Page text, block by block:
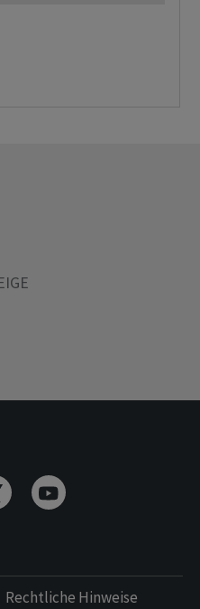
Rechtliche Hinweise